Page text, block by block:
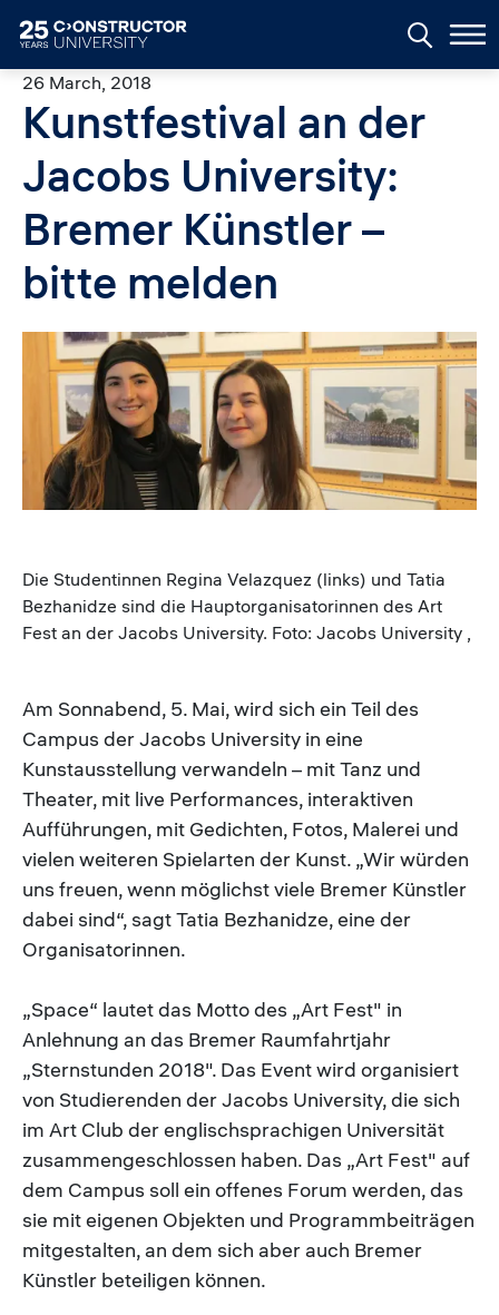
26 March, 2018
Kunstfestival an der
Jacobs University:
Bremer Künstler –
bitte melden
Image
Die Studentinnen Regina Velazquez (links) und Tatia
Bezhanidze sind die Hauptorganisatorinnen des Art
Fest an der Jacobs University. Foto: Jacobs University ,
Am Sonnabend, 5. Mai, wird sich ein Teil des
Campus der Jacobs University in eine
Kunstausstellung verwandeln – mit Tanz und
Theater, mit live Performances, interaktiven
Aufführungen, mit Gedichten, Fotos, Malerei und
vielen weiteren Spielarten der Kunst. „Wir würden
uns freuen, wenn möglichst viele Bremer Künstler
dabei sind“, sagt Tatia Bezhanidze, eine der
Organisatorinnen.
„Space“ lautet das Motto des „Art Fest" in
Anlehnung an das Bremer Raumfahrtjahr
„Sternstunden 2018". Das Event wird organisiert
von Studierenden der Jacobs University, die sich
im Art Club der englischsprachigen Universität
zusammengeschlossen haben. Das „Art Fest" auf
dem Campus soll ein offenes Forum werden, das
sie mit eigenen Objekten und Programmbeiträgen
mitgestalten, an dem sich aber auch Bremer
Künstler beteiligen können.